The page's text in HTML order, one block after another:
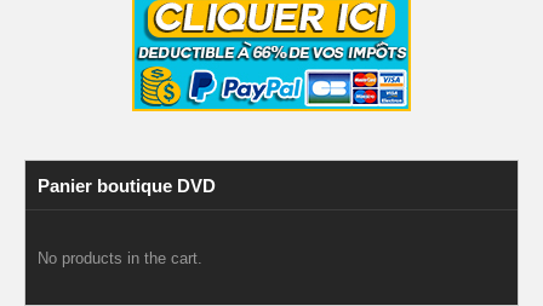
Panier boutique DVD
No products in the cart.